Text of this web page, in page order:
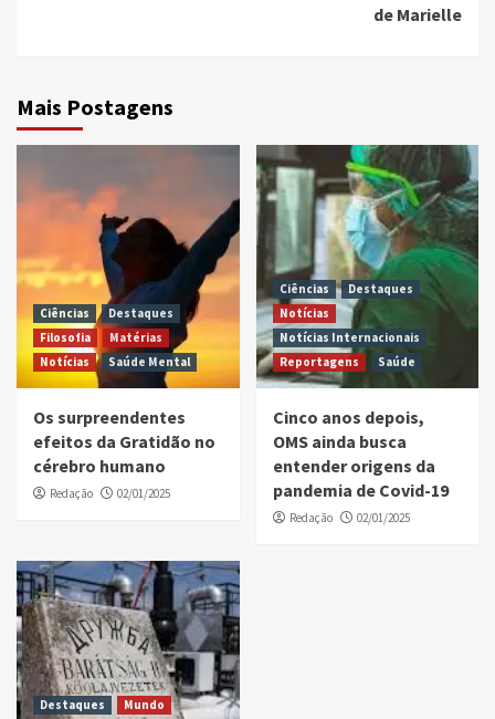
de Marielle
Mais Postagens
Ciências
Destaques
Filosofia
Matérias
Notícias
Saúde Mental
Os surpreendentes
efeitos da Gratidão no
cérebro humano
Redação 02/01/2025
Ciências
Destaques
Notícias
Notícias Internacionais
Reportagens
Saúde
Cinco anos depois,
OMS ainda busca
entender origens da
pandemia de Covid-19
Redação 02/01/2025
Destaques
Mundo